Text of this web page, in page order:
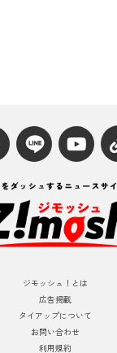
ジモッシュ！とは
広告掲載
タイアップについて
お問い合わせ
利用規約